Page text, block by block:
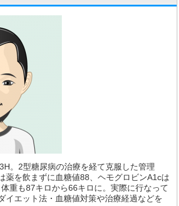
。2型糖尿病の治療を経て克服した管理
薬を飲まずに血糖値88、ヘモグロビンA1cは
重も87キロから66キロに。実際に行なって
イエット法・血糖値対策や治療経過などを